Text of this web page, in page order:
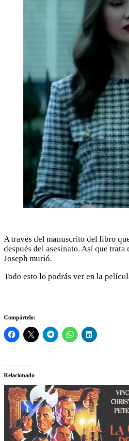
A través del manuscrito del libro
después del asesinato. Así que
Joseph murió.
Todo esto lo podrás ver en la
Compártelo:
Relacionado